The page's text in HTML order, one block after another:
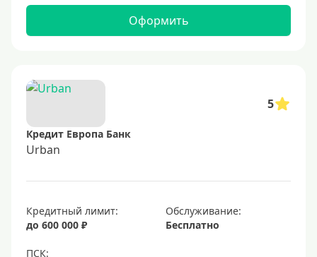
Оформить
5
Кредит Европа Банк
Urban
Кредитный лимит:
до 600 000 ₽
Обслуживание:
Бесплатно